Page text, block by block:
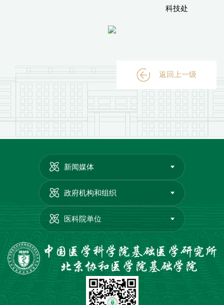
科技处
返回上一级
新闻媒体
政府机构和组织
医科院单位